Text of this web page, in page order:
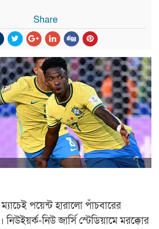
Share
পয়েন্ট হারালো পাঁচবারের
নিউইয়র্ক-নিউ জার্সি স্টেডিয়ামে মরক্কোর